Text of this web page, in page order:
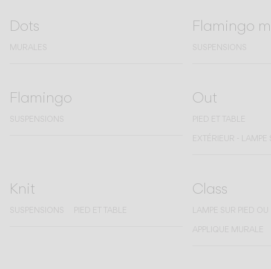
Dots
MURALES
Flamingo
SUSPENSIONS
Flamingo
SUSPENSIONS
Out
PIED ET TABLE
EXTÉRIEUR - LAMPE
Knit
SUSPENSIONS PIED ET TABLE
Class
LAMPE SUR PIED
APPLIQUE MURALE